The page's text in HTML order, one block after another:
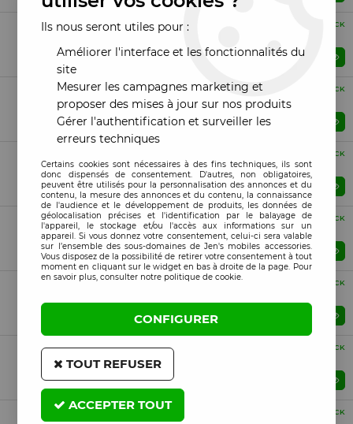
Compatible EN STOCK
Nappe flex carte mère Huawei P30
Prix : Veuillez vous connecter
Compatible EN STOCK
Nappe flex empreinte Huawei P30
Prix : Veuillez vous connecter
EN STOCK
Nappe flex allumage on/off et volume Huawei P30
Prix : Veuillez vous connecter
Compatible EN STOCK
Vibreur Huawei P30
Prix : Veuillez vous connecter
Compatible EN STOCK
Prix : Veuillez vous connecter
Compatible EN STOCK
Tiroir sim Huawei P30 nacré
Prix : Veuillez vous connecter
Compatible EN STOCK
Ils nous seront utiles pour :
Améliorer l'interface et les fonctionnalités du
site
Mesurer les campagnes marketing et
proposer des mises à jour sur nos produits
Gérer l'authentification et surveiller les
erreurs techniques
Certains cookies sont nécessaires à des fins techniques, ils sont
donc dispensés de consentement. D'autres, non obligatoires,
peuvent être utilisés pour la personnalisation des annonces et du
contenu, la mesure des annonces et du contenu, la connaissance
de l'audience et le développement de produits, les données de
géolocalisation précises et l'identification par le balayage de
l'appareil, le stockage et/ou l'accès aux informations sur un
appareil. Si vous donnez votre consentement, celui-ci sera valable
sur l’ensemble des sous-domaines de Jen's mobiles accessories.
Vous disposez de la possibilité de retirer votre consentement à tout
moment en cliquant sur le widget en bas à droite de la page. Pour
en savoir plus, consulter notre politique de cookie.
CONFIGURER
TOUT REFUSER
ACCEPTER TOUT